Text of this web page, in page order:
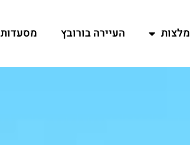
העיירה בורובץ מסעדות